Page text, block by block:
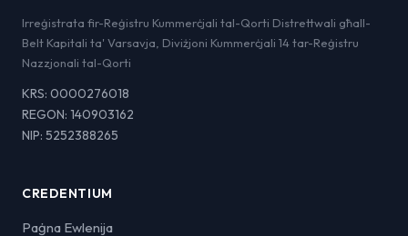
Irreġistrata fir-Reġistru Kummerċjali tal-Qorti Distrettwali għall-
Belt Kapitali ta' Varsavja, Diviżjoni Kummerċjali 14 tar-Reġistru
Nazzjonali tal-Qorti
KRS: 0000276018
REGON: 140903162
NIP: 5252388265
CREDENTIUM
Paġna Ewlenija